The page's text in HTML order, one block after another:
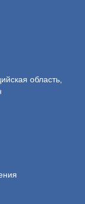
область,